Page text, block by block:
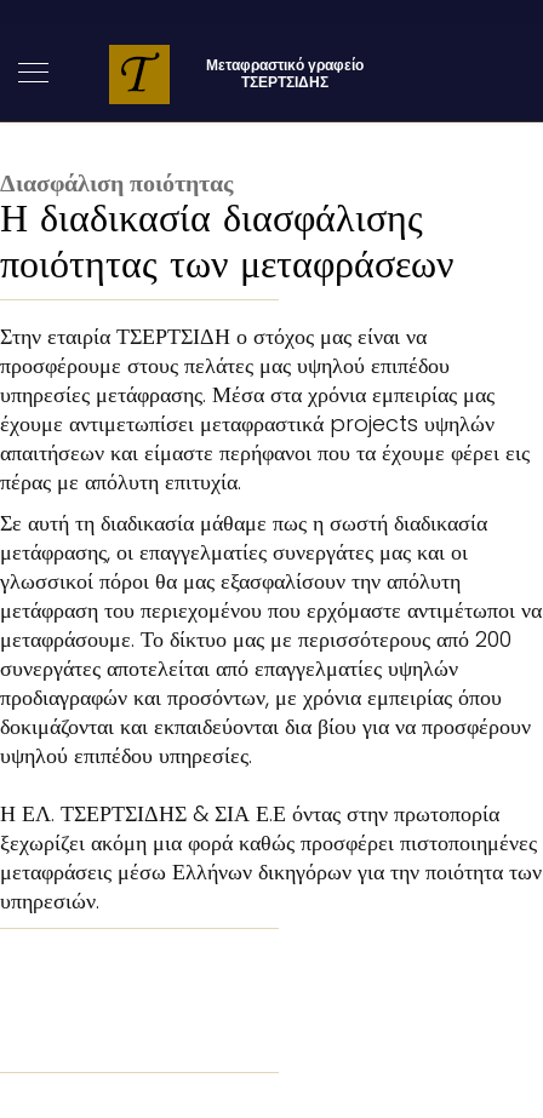
Διασφάλιση ποιότητας
Η διαδικασία διασφάλισης
ποιότητας των μεταφράσεων
Στην εταιρία ΤΣΕΡΤΣΙΔΗ ο στόχος μας είναι να
προσφέρουμε στους πελάτες μας υψηλού επιπέδου
υπηρεσίες μετάφρασης. Μέσα στα χρόνια εμπειρίας μας
έχουμε αντιμετωπίσει μεταφραστικά projects υψηλών
απαιτήσεων και είμαστε περήφανοι που τα έχουμε φέρει εις
πέρας με απόλυτη επιτυχία.
Σε αυτή τη διαδικασία μάθαμε πως η σωστή διαδικασία
μετάφρασης, οι επαγγελματίες συνεργάτες μας και οι
γλωσσικοί πόροι θα μας εξασφαλίσουν την απόλυτη
μετάφραση του περιεχομένου που ερχόμαστε αντιμέτωποι να
μεταφράσουμε. Το δίκτυο μας με περισσότερους από 200
συνεργάτες αποτελείται από επαγγελματίες υψηλών
προδιαγραφών και προσόντων, με χρόνια εμπειρίας όπου
δοκιμάζονται και εκπαιδεύονται δια βίου για να προσφέρουν
υψηλού επιπέδου υπηρεσίες.
Η ΕΛ. ΤΣΕΡΤΣΙΔΗΣ & ΣΙΑ Ε.Ε όντας στην πρωτοπορία
ξεχωρίζει ακόμη μια φορά καθώς προσφέρει πιστοποιημένες
μεταφράσεις μέσω Ελλήνων δικηγόρων για την ποιότητα των
υπηρεσιών.